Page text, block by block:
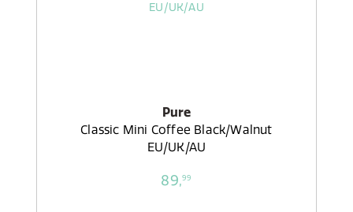
Pure
Classic Mini Coffee Black/Walnut
EU/UK/AU
89,99